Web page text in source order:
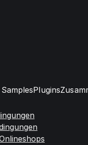
SamplesPlugins